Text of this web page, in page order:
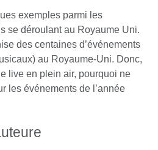
exemples parmi les
se déroulant au Royaume Uni.
des centaines d’événements
au Royaume-Uni. Donc,
live en plein air, pourquoi ne
les événements de l’année